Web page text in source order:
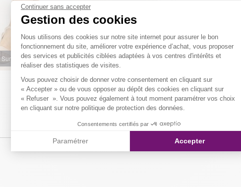
Continuer sans accepter
Gestion des cookies
Plateforme de Gestion du
Nous utilisons des cookies sur notre site internet pour assurer le bon
fonctionnement du site, améliorer votre expérience d’achat, vous proposer
des services et publicités ciblées adaptées à vos centres d'intérêts et
réaliser des statistiques de visites.
Vous pouvez choisir de donner votre consentement en cliquant sur
« Accepter » ou de vous opposer au dépôt des cookies en cliquant sur
« Refuser ». Vous pouvez également à tout moment paramétrer vos choix
en cliquant sur notre politique de protection des données.
Consentements certifiés par
Paramétrer Accepter
Survoler l'image pour zoomer
Jupe-culotte
Longueur 7/
modèle. Base
Notre
Tissu principal
Composition
LIVRAISON
NOS
Livraison
Colissimo
Qualités et